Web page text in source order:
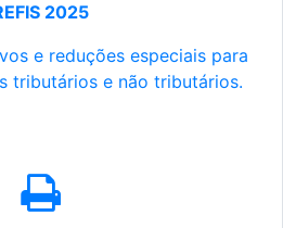
2025
e reduções especiais para
tributários e não tributários.